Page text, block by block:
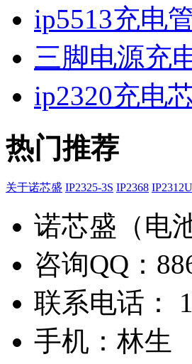
ip5513充电
三脚电源充
ip2320充电
热门推荐
关于诺芯盛 IP2325-3S IP2368 IP2312U
诺芯盛（电
咨询QQ：
联系电话：
手机：林生